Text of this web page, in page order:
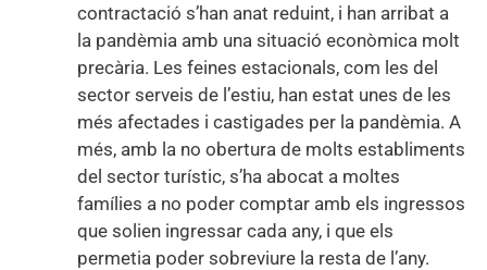
contractació s’han anat reduint, i han arribat a
la pandèmia amb una situació econòmica molt
precària. Les feines estacionals, com les del
sector serveis de l’estiu, han estat unes de les
més afectades i castigades per la pandèmia. A
més, amb la no obertura de molts establiments
del sector turístic, s’ha abocat a moltes
famílies a no poder comptar amb els ingressos
que solien ingressar cada any, i que els
permetia poder sobreviure la resta de l’any.